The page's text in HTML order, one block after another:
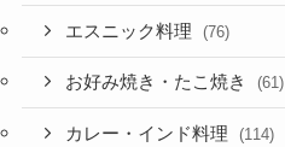
エスニック料理 (76)
お好み焼き・たこ焼き (61)
カレー・インド料理 (114)